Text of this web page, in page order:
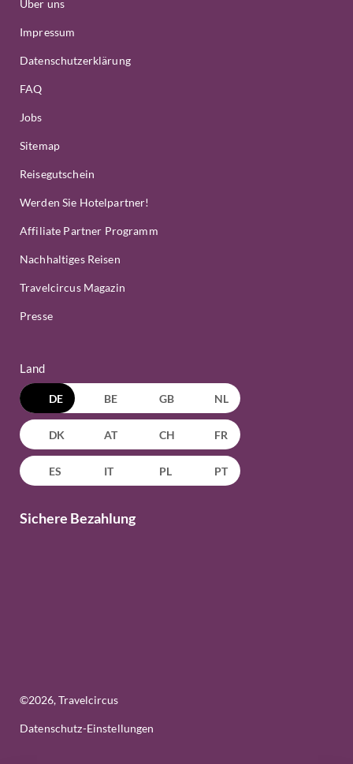
Über uns
Impressum
Datenschutzerklärung
FAQ
Jobs
Sitemap
Reisegutschein
Werden Sie Hotelpartner!
Affiliate Partner Programm
Nachhaltiges Reisen
Travelcircus Magazin
Presse
Land
DE BE GB NL
DK AT CH FR
ES IT PL PT
Sichere Bezahlung
©2026, Travelcircus
Datenschutz-Einstellungen